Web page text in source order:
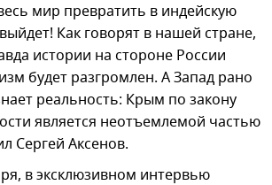
мир превратить в индейскую
Как говорят в нашей стране,
истории на стороне России
будет разгромлен. А Запад рано
реальность: Крым по закону
является неотъемлемой частью
Сергей Аксенов.
в эксклюзивном интервью